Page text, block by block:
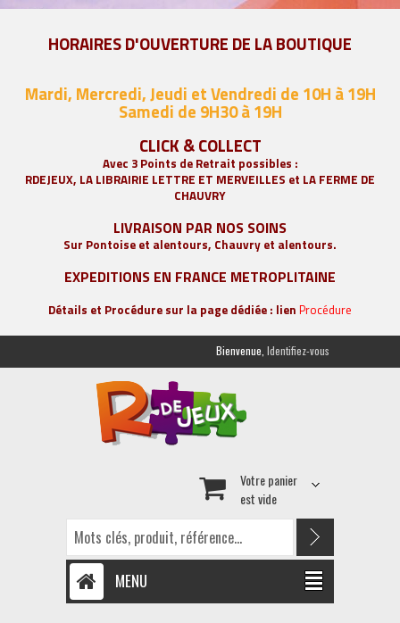
HORAIRES D'OUVERTURE DE LA BOUTIQUE
Mardi, Mercredi, Jeudi et Vendredi de 10H à 19H
Samedi de 9H30 à 19H
CLICK & COLLECT
Avec 3 Points de Retrait possibles :
RDEJEUX, LA LIBRAIRIE LETTRE ET MERVEILLES et LA FERME DE
CHAUVRY
LIVRAISON PAR NOS SOINS
Sur Pontoise et alentours, Chauvry et alentours.
EXPEDITIONS EN FRANCE METROPLITAINE
Détails et Procédure sur la page dédiée : lien Procédure
Bienvenue, Identifiez-vous
Votre panier
est vide
MENU